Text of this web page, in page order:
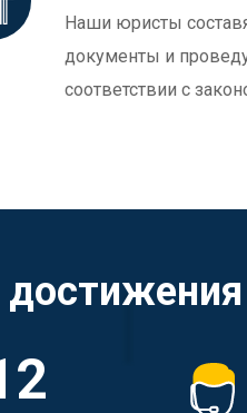
Наши юристы
документы и
соответствии с